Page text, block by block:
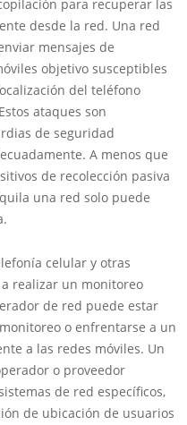
para recuperar las
desde la red. Una red
mensajes de
objetivo susceptibles
del teléfono
ataques son
de seguridad
A menos que
de recolección pasiva
una red solo puede
celular y otras
realizar un monitoreo
de red puede estar
o enfrentarse a un
a las redes móviles. Un
o proveedor
de red específicos,
de ubicación de usuarios